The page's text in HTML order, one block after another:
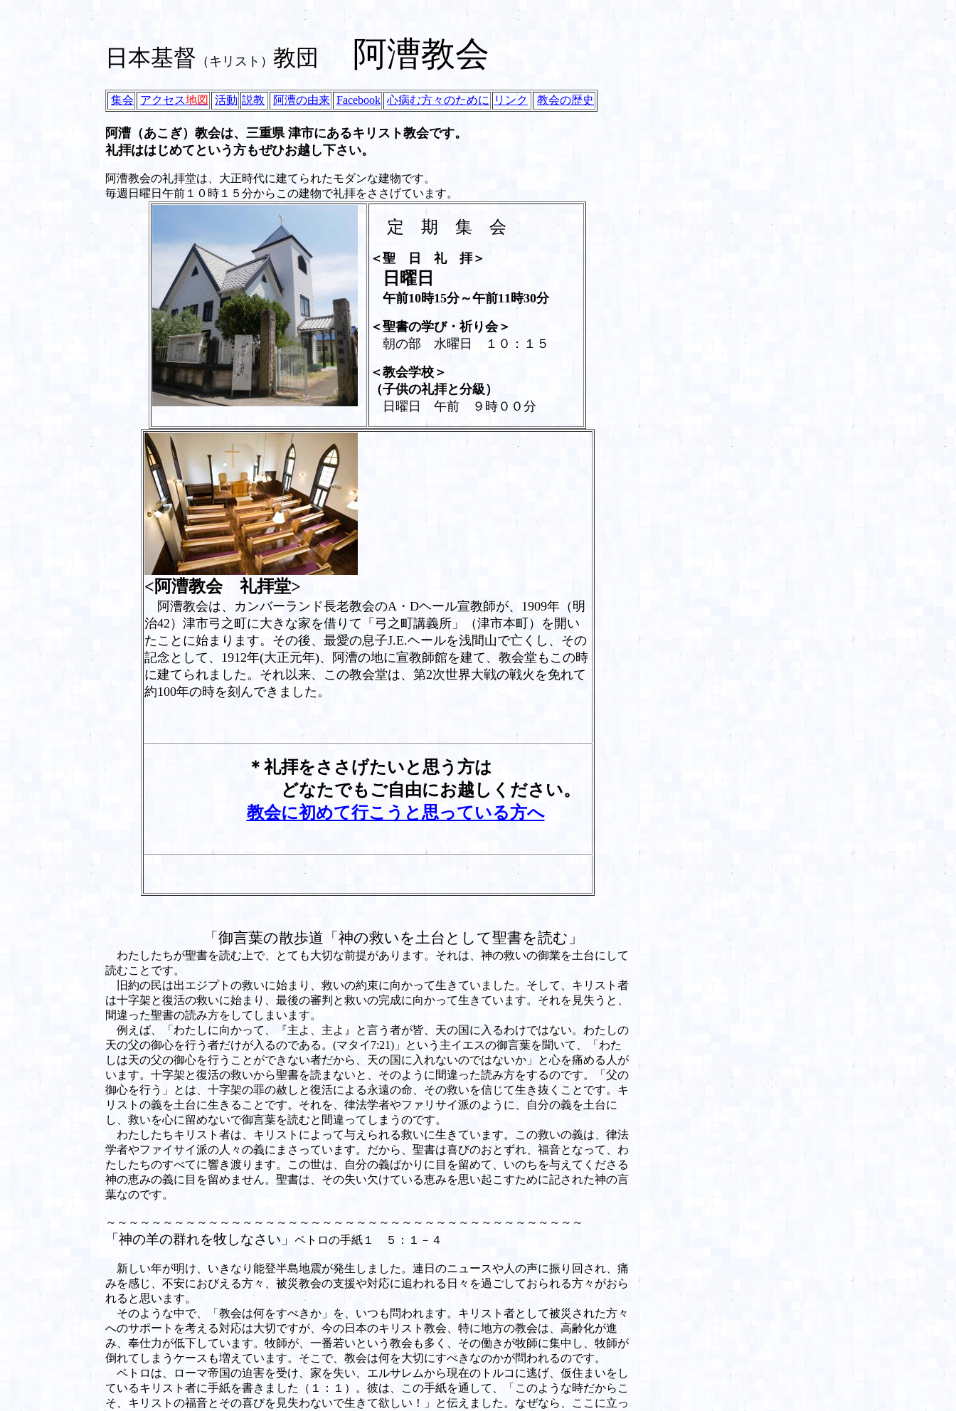
日本基督 （キリスト） 教団 阿漕教会
集会 アクセス地図 活動 説教 阿漕の由来 Facebook 心病む方々のために リンク 教会の歴史
阿漕（あこぎ）教会は、三重県 津市にあるキリスト教会です。
礼拝ははじめてという方もぜひお越し下さい。
阿漕教会の礼拝堂は、大正時代に建てられたモダンな建物です。
毎週日曜日午前１０時１５分からこの建物で礼拝をささげています。
定 期 集 会
＜聖 日 礼 拝＞
日曜日
午前10時15分～午前11時30分
＜聖書の学び・祈り会＞
朝の部 水曜日 １０：１５
＜教会学校＞
（子供の礼拝と分級）
日曜日 午前 ９時００分
<阿漕教会 礼拝堂>
阿漕教会は、カンバーランド長老教会のA・ Dヘール宣教師が、 1909年（明
治42 ）津市弓之町に大きな家を借りて「弓之町講義所」（津市本町）を開い
たことに始まります。その後、最愛の息子J.E.ヘールを浅間山で亡くし、その
記念として、 1912年(大正元年)、阿漕の地に宣教師館を建て、教会堂もこの時
に建てられました。それ以来、この教会堂は、第2次世界大戦の戦火を免れて
約100年の時を刻んできました。
＊礼拝をささげたいと思う方は
どなたでもご自由にお越しください。
教会に初めて行こうと思っている方へ
「 御言葉の散歩道「神の救いを土台として聖書を読む」
わたしたちが聖書を読む上で、とても大切な前提があります。それは、神の救いの御業を土台にして
読むことです。
旧約の民は出エジプトの救いに始まり、救いの約束に向かって生きていました。そして、キリスト者
は十字架と復活の救いに始まり、最後の審判と救いの完成に向かって生きています。それを見失うと、
間違った聖書の読み方をしてしまいます。
例えば、「わたしに向かって、『主よ、主よ』と言う者が皆、天の国に入るわけではない。わたしの
天の父の御心を行う者だけが入るのである。(マタイ7:21)」という主イエスの御言葉を聞いて、「わた
しは天の父の御心を行うことができない者だから、天の国に入れないのではないか」と心を痛める人が
います。十字架と復活の救いから聖書を読まないと、そのように間違った読み方をするのです。「父の
御心を行う」とは、十字架の罪の赦しと復活による永遠の命、その救いを信じて生き抜くことです。キ
リストの義を土台に生きることです。それを、律法学者やファリサイ派のように、自分の義を土台に
し、救いを心に留めないで御言葉を読むと間違ってしまうのです。
わたしたちキリスト者は、キリストによって与えられる救いに生きています。この救いの義は、律法
学者やファイサイ派の人々の義にまさっています。だから、聖書は喜びのおとずれ、福音となって、わ
たしたちのすべてに響き渡ります。この世は、自分の義ばかりに目を留めて、いのちを与えてくださる
神の恵みの義に目を留めません。聖書は、その失い欠けている恵みを思い起こすために記された神の言
葉なのです。
～～～～～～～～～～～～～～～～～～～～～～～～～～～～～～～～～～～～～～～～～～
「神の羊の群れを牧しなさい」 ペトロの手紙１ ５：１－４
新しい年が明け、いきなり能登半島地震が発生しました。連日のニュースや人の声に振り回され、痛
みを感じ、不安におびえる方々、被災教会の支援や対応に追われる日々を過ごしておられる方々がおら
れると思います。
そのような中で、「教会は何をすべきか」を、いつも問われます。キリスト者として被災された方々
へのサポートを考える対応は大切ですが、今の日本のキリスト教会、特に地方の教会は、高齢化が進
み、奉仕力が低下しています。牧師が、一番若いという教会も多く、その働きが牧師に集中し、牧師が
倒れてしまうケースも増えています。そこで、教会は何を大切にすべきなのかが問われるのです。
ペトロは、ローマ帝国の迫害を受け、家を失い、エルサレムから現在のトルコに逃げ、仮住まいをし
ているキリスト者に手紙を書きました（１：１）。彼は、この手紙を通して、「このような時だからこ
そ、キリストの福音とその喜びを見失わないで生きて欲しい！」と伝えました。なぜなら、ここに立っ